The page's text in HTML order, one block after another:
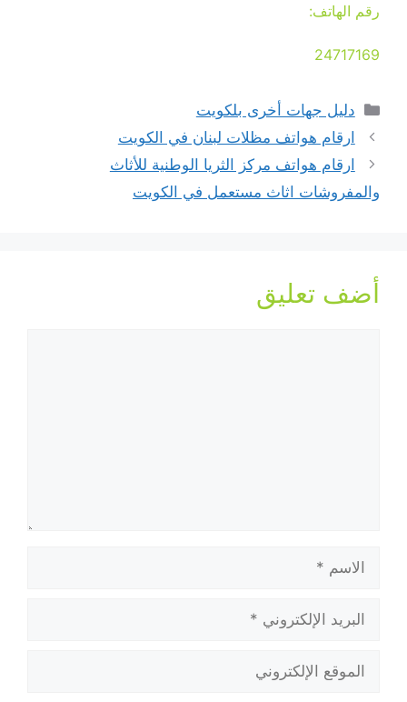
رقم الهاتف:
24717169
التصنيفات
دليل جهات أخرى بلكويت
ارقام هواتف مظلات لبنان في الكويت
ارقام هواتف مركز الثريا الوطنية للأثاث
والمفروشات اثاث مستعمل في الكويت
أضف تعليق
الإلكتروني
الإلكتروني